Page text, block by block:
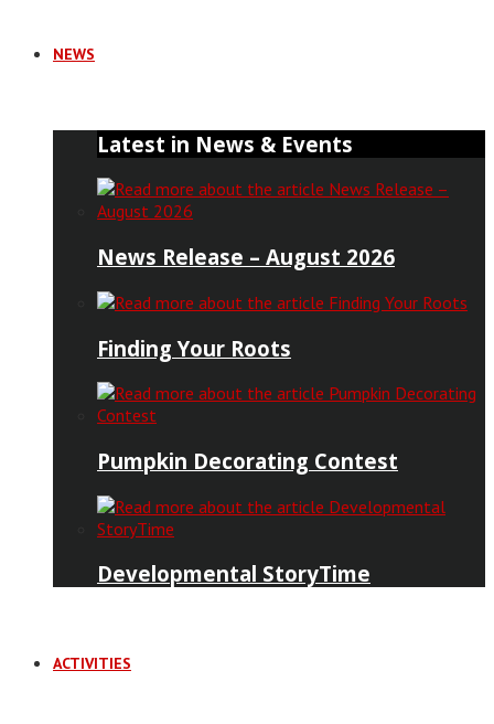
NEWS
Latest in News & Events
News Release – August 2026
Finding Your Roots
Pumpkin Decorating Contest
Developmental StoryTime
ACTIVITIES